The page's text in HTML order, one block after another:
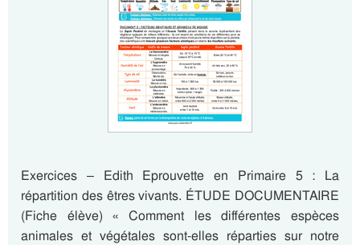
Exercices – Edith Eprouvette en Primaire 5 : La
répartition des êtres vivants. ÉTUDE DOCUMENTAIRE
(Fiche élève) « Comment les différentes espèces
animales et végétales sont-elles réparties sur notre